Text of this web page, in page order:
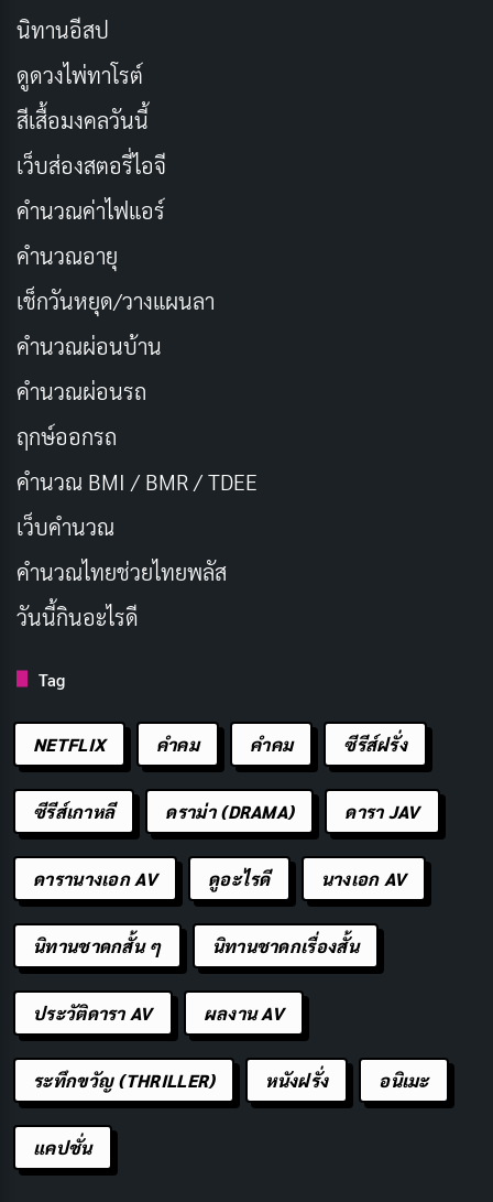
ประเภทของคอมเพลน
แตกต่างกันตามลักษณะและความรุนแรงของปัญหา การ
เข้าใจประเภทของคอมเพลนจะช่วยให้ธุรกิจสามารถ
วางแผนและจัดการกับมันได้อย่างเหมาะสม มาดูประเภท
หลัก ๆ กันว่ามีอะไรบ้าง
คอมเพลนเกี่ยวกับสินค้าเป็นประเภทที่พบบ่อยที่สุด
ได้แก่ สินค้าชำรุดเสียหาย สินค้าไม่ตรงตามที่โฆษณา
คุณภาพไม่ดี ขนาดหรือสีไม่ตรงตามที่สั่ง หรือสินค้า
หมดอายุ ตัวอย่างเช่น ลูกค้าสั่งเสื้อผ้าออนไลน์แต่ได้รับ
สินค้าที่มีรอยขาด หรือซื้ออาหารแช่แข็งแต่พบว่าหมด
อายุแล้ว คอมเพลนประเภทนี้มักต้องการการแก้ไขที่
รวดเร็ว เช่น เปลี่ยนสินค้าใหม่ หรือคืนเงิน
คอมเพลนเกี่ยวกับบริการเกิดจากการให้บริการที่ไม่
เป็นไปตามมาตรฐานหรือความคาดหวังของลูกค้า เช่น
พนักงานให้บริการแบบไม่เป็นมิตร การรอคิวนาน
นิทานอีสป
ดูดวงไพ่ทาโรต์
สีเสื้อมงคลวันนี้
เว็บส่องสตอรี่ไอจี
คำนวณค่าไฟแอร์
คำนวณอายุ
เช็กวันหยุด/วางแผนลา
คำนวณผ่อนบ้าน
คำนวณผ่อนรถ
ฤกษ์ออกรถ
คำนวณ BMI / BMR / TDEE
เว็บคํานวณ
คํานวณไทยช่วยไทยพลัส
วันนี้กินอะไรดี
Tag
NETFLIX คำคม คําคม ซีรีส์ฝรั่ง
ซีรีส์เกาหลี ดราม่า (DRAMA) ดารา JAV
ดารานางเอก AV ดูอะไรดี นางเอก AV
นิทานชาดกสั้น ๆ นิทานชาดกเรื่องสั้น
ประวัติดารา AV ผลงาน AV
ระทึกขวัญ (THRILLER) หนังฝรั่ง อนิเมะ
แคปชั่น